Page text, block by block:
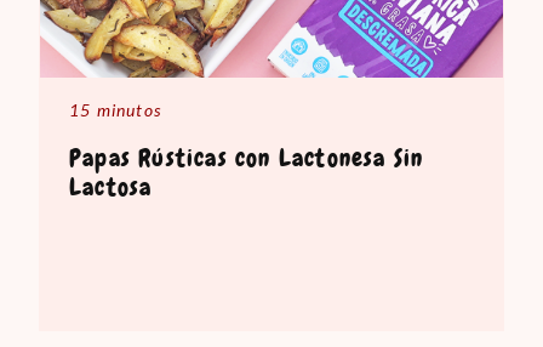
15 minutos
Papas Rústicas con Lactonesa Sin
Lactosa